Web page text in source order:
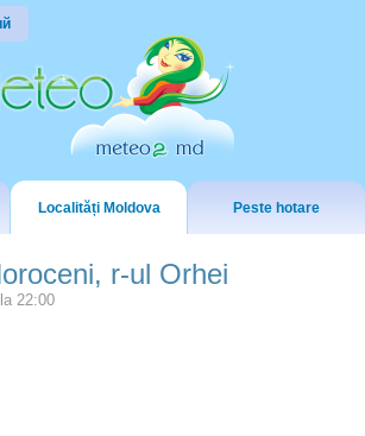
Localități Moldova Peste hotare
r-ul Orhei
22:00